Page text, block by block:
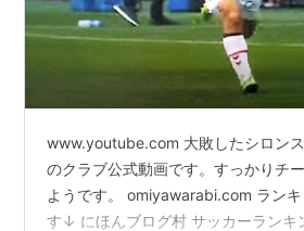
www.youtube.com 大敗したシロン
のクラブ公式動画です。すっかりチ
ようです。 omiyawarabi.com ラン
す↓ にほんブログ村 サッカーランキ